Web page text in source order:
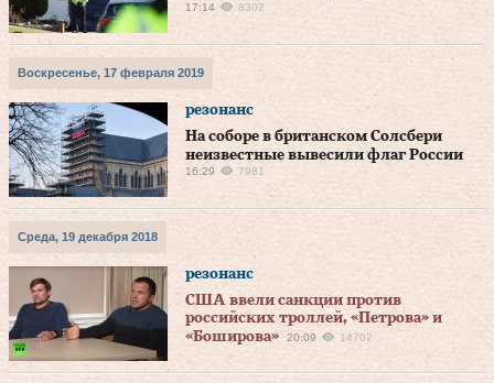
17:14 8302
Воскресенье, 17 февраля 2019
резонанс
На соборе в британском Солсбери
неизвестные вывесили флаг России
16:29 7981
Среда, 19 декабря 2018
резонанс
США ввели санкции против
российских троллей, «Петрова» и
«Боширова»
20:09 14702